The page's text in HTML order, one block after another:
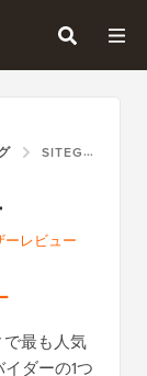
SITEGROUND
レビュー
最も人気
ダーの1つ